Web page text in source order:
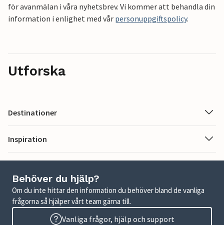
för avanmälan i våra nyhetsbrev. Vi kommer att behandla din
information i enlighet med vår personuppgiftspolicy.
Utforska
Destinationer
Inspiration
Behöver du hjälp?
Om du inte hittar den information du behöver bland de vanliga
frågorna så hjälper vårt team gärna till.
Vanliga frågor, hjälp och support